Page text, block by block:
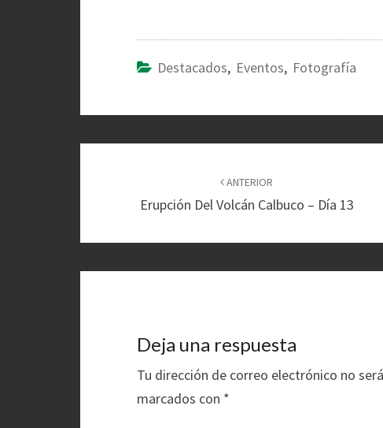
Destacados, Eventos, Fotografía
entradas
ANTERIOR
Erupción Del Volcán Calbuco – Día 13
Deja una respuesta
Tu dirección de correo electrónico no
marcados con *